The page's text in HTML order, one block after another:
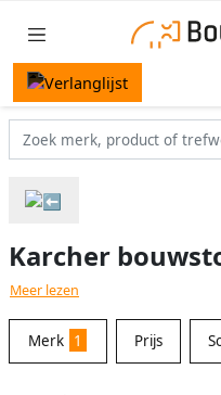
Karcher
Meer lezen
Merk 1 Prijs